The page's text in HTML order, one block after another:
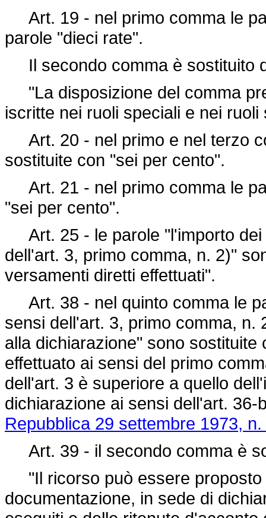
Art. 19 - nel primo comma le
parole "dieci rate".
Il secondo comma è sostituito
"La disposizione del comma
iscritte nei ruoli speciali e nei ruoli
Art. 20 - nel primo e nel terzo
sostituite con "sei per cento".
Art. 21 - nel primo comma le
"sei per cento".
Art. 25 - le parole "l'importo dei
dell'art. 3, primo comma, n. 2)"
versamenti diretti effettuati".
Art. 38 - nel quinto comma le
sensi dell'art. 3, primo comma, n.
alla dichiarazione" sono
effettuato ai sensi del primo
dell'art. 3 è superiore a quello
dichiarazione ai sensi dell'art.
Repubblica 29 settembre 1973,
Art. 39 - il secondo comma è
"Il ricorso può essere proposto
documentazione, in sede di